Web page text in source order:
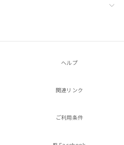
ヘルプ
関連リンク
ご利用条件